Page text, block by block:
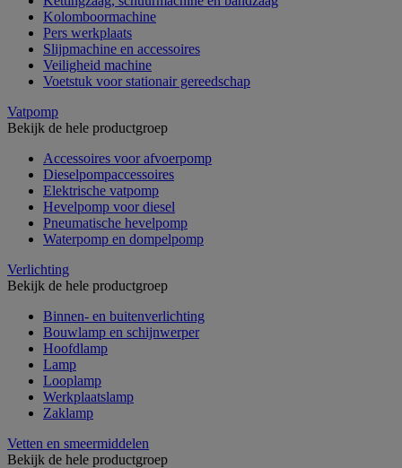
Kolomboormachine
Pers werkplaats
Slijpmachine en accessoires
Veiligheid machine
Voetstuk voor stationair gereedschap
Vatpomp
Bekijk de hele productgroep
Accessoires voor afvoerpomp
Dieselpompaccessoires
Elektrische vatpomp
Hevelpomp voor diesel
Pneumatische hevelpomp
Waterpomp en dompelpomp
Verlichting
Bekijk de hele productgroep
Binnen- en buitenverlichting
Bouwlamp en schijnwerper
Hoofdlamp
Lamp
Looplamp
Werkplaatslamp
Zaklamp
Vetten en smeermiddelen
Bekijk de hele productgroep